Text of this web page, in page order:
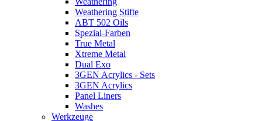
Weathering Stifte
ABT 502 Oils
Spezial-Farben
True Metal
Xtreme Metal
Dual Exo
3GEN Acrylics - Sets
3GEN Acrylics
Panel Liners
Washes
Werkzeuge